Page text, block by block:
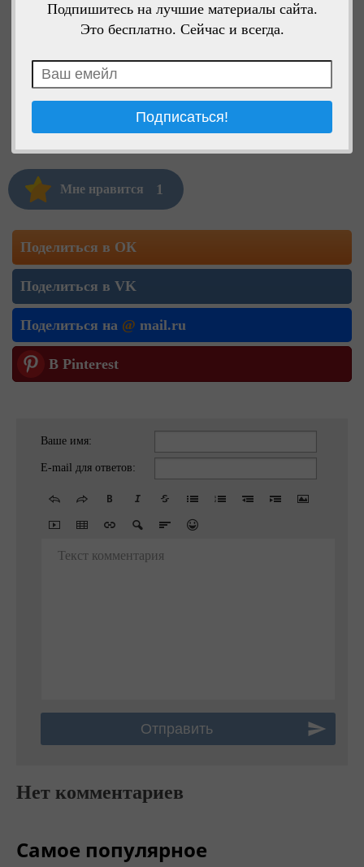
Подпишитесь на лучшие материалы сайта.
Это бесплатно. Сейчас и всегда.
Мне нравится 1
Поделиться в ОК
Поделиться в VK
Поделиться на @ mail.ru
В Pinterest
Ваше имя:
E-mail для ответов:
Текст комментария
Нет комментариев
Самое популярное